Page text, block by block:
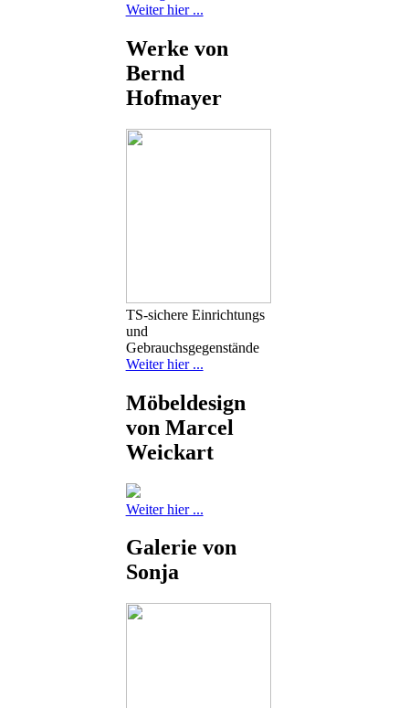
Weiter hier ...
Werke von
Bernd
Hofmayer
TS-sichere Einrichtungs
und
Gebrauchsgegenstände
Weiter hier ...
Möbeldesign
von Marcel
Weickart
Weiter hier ...
Galerie von
Sonja